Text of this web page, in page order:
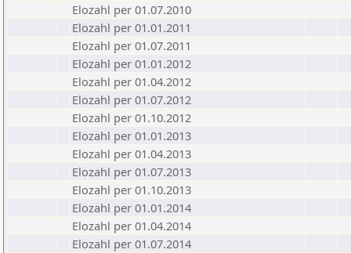
Elozahl per 01.07.2010
Elozahl per 01.01.2011
Elozahl per 01.07.2011
Elozahl per 01.01.2012
Elozahl per 01.04.2012
Elozahl per 01.07.2012
Elozahl per 01.10.2012
Elozahl per 01.01.2013
Elozahl per 01.04.2013
Elozahl per 01.07.2013
Elozahl per 01.10.2013
Elozahl per 01.01.2014
Elozahl per 01.04.2014
Elozahl per 01.07.2014